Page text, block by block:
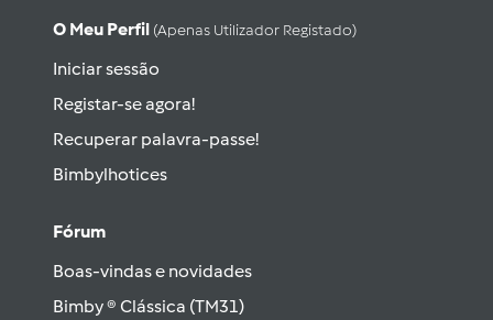
O Meu Perfil (apenas Utilizador Registado)
Iniciar sessão
Registar-se agora!
Recuperar palavra-passe!
Bimbylhotices
Fórum
Boas-vindas e novidades
Bimby ® Clássica (TM31)